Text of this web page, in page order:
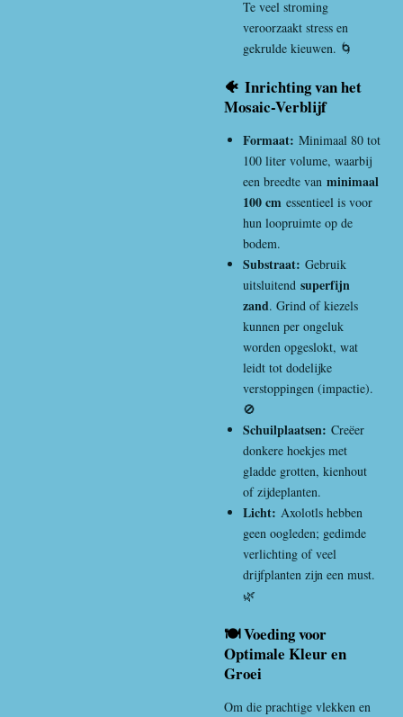
Te veel stroming
veroorzaakt stress en
gekrulde kieuwen. 🌀
🐠 Inrichting van het
Mosaic-Verblijf
Formaat: Minimaal 80 tot
100 liter volume, waarbij
een breedte van minimaal
100 cm essentieel is voor
hun loopruimte op de
bodem.
Substraat: Gebruik
uitsluitend superfijn
zand. Grind of kiezels
kunnen per ongeluk
worden opgeslokt, wat
leidt tot dodelijke
verstoppingen (impactie).
🚫
Schuilplaatsen: Creëer
donkere hoekjes met
gladde grotten, kienhout
of zijdeplanten.
Licht: Axolotls hebben
geen oogleden; gedimde
verlichting of veel
drijfplanten zijn een must.
🌿
🍽️ Voeding voor
Optimale Kleur en
Groei
Om die prachtige vlekken en